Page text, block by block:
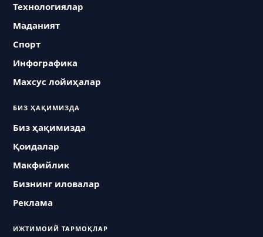
Технологиялар
Маданият
Спорт
Инфографика
Махсус лойиҳалар
БИЗ ҲАҚИМИЗДА
Биз ҳақимизда
Қоидалар
Макфийлик
Бизнинг иловалар
Реклама
ИЖТИМОИЙ ТАРМОҚЛАР